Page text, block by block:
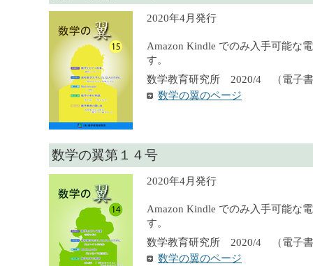
2020年4月発行
Amazon Kindle でのみ入手可能な
す。
数学教育研究所 2020/4 （電子
数学の翼のページ
数学の翼第１４号
2020年4月発行
Amazon Kindle でのみ入手可能な
す。
数学教育研究所 2020/4 （電子
数学の翼のページ